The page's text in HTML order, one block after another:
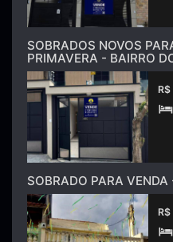
SOBRADOS NOVOS
PRIMAVERA - BAIRRO
R$
SOBRADO PARA VENDA
R$